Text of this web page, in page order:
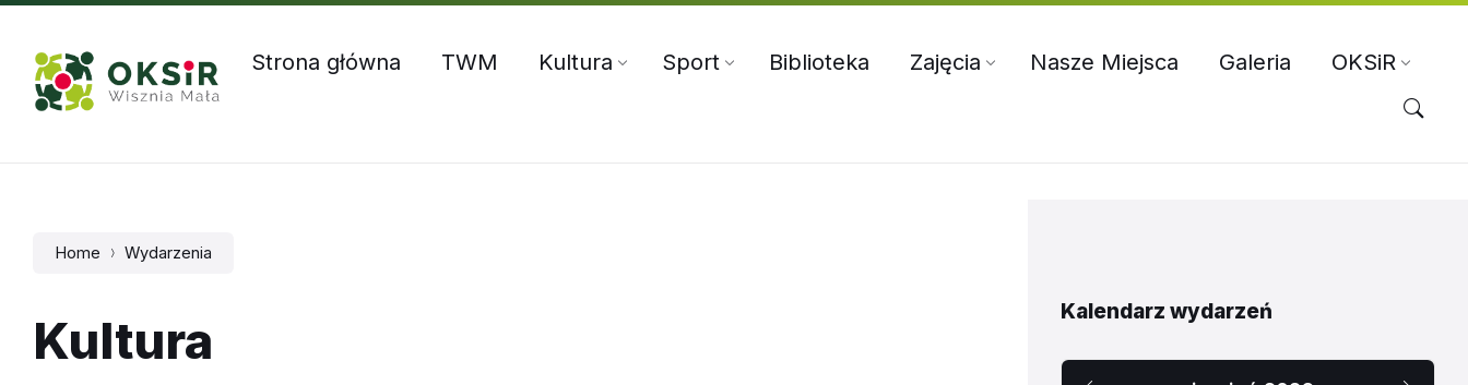
Skip
content
Skip
main
navigation
Skip
footer
Strona główna TWM Kultura Sport Biblioteka Zajęcia Nasze Miejsca Galeria OKSiR
Home Wydarzenia
Kultura Kalendarz wydarzeń